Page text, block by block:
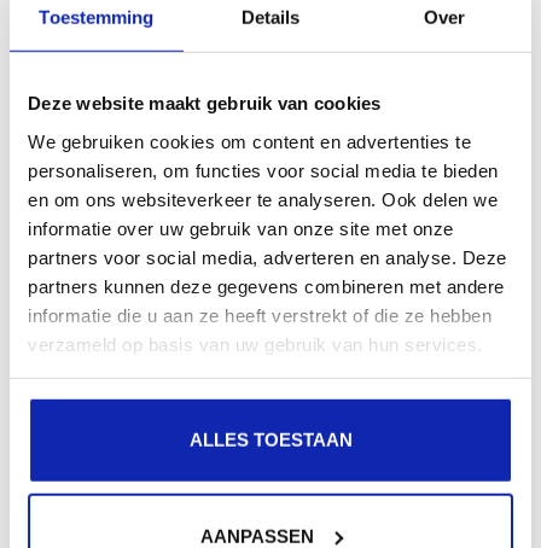
Toestemming Details Over
Deze website maakt gebruik van cookies
We gebruiken cookies om content en advertenties te
personaliseren, om functies voor social media te bieden
en om ons websiteverkeer te analyseren. Ook delen we
informatie over uw gebruik van onze site met onze
partners voor social media, adverteren en analyse. Deze
partners kunnen deze gegevens combineren met andere
informatie die u aan ze heeft verstrekt of die ze hebben
verzameld op basis van uw gebruik van hun services.
ALLES TOESTAAN
AANPASSEN
géographique et d'une meilleure présence dans les
résultats de recherche locaux des moteurs de
recherche.
Enregistrez votre nom de domaine